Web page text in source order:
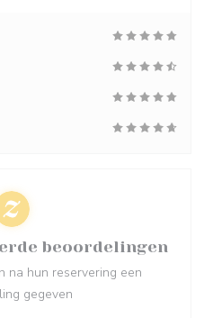
beoordelingen
na hun reservering een
gegeven